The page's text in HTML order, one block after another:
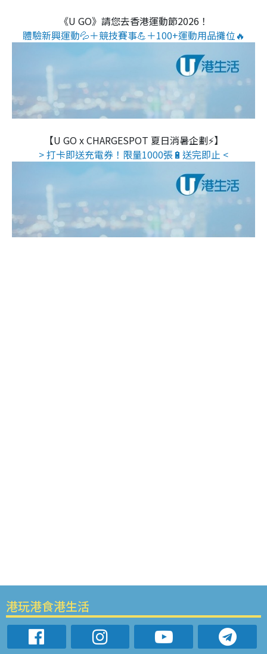
《U GO》請您去香港運動節2026！
體驗新興運動💦＋競技賽事💪＋100+運動用品攤位🔥
【U GO x CHARGESPOT 夏日消暑企劃⚡】
> 打卡即送充電券！限量1000張🔋送完即止 <
港玩港食港生活